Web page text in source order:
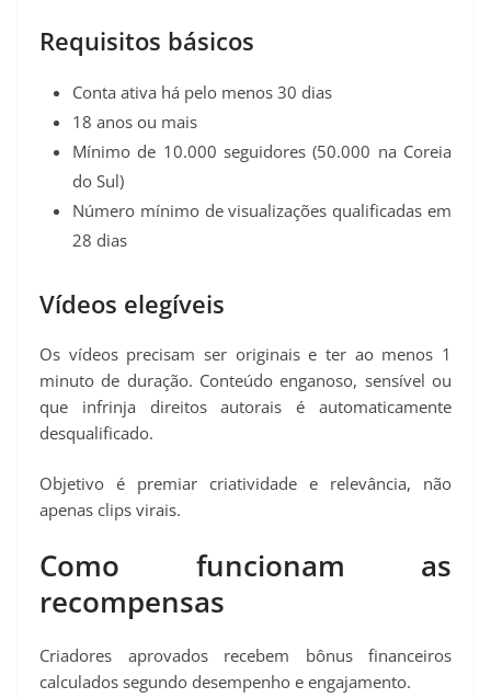
Requisitos básicos
Conta ativa há pelo menos 30 dias
18 anos ou mais
Mínimo de 10.000 seguidores (50.000 na Coreia
do Sul)
Número mínimo de visualizações qualificadas em
28 dias
Vídeos elegíveis
Os vídeos precisam ser originais e ter ao menos 1
minuto de duração. Conteúdo enganoso, sensível ou
que infrinja direitos autorais é automaticamente
desqualificado.
Objetivo é premiar criatividade e relevância, não
apenas clips virais.
Como funcionam as
recompensas
Criadores aprovados recebem bônus financeiros
calculados segundo desempenho e engajamento.